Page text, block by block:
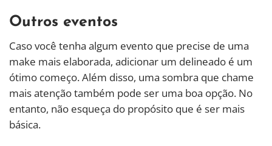
Outros eventos
Caso você tenha algum evento que precise de uma
make mais elaborada, adicionar um delineado é um
ótimo começo. Além disso, uma sombra que chame
mais atenção também pode ser uma boa opção. No
entanto, não esqueça do propósito que é ser mais
básica.